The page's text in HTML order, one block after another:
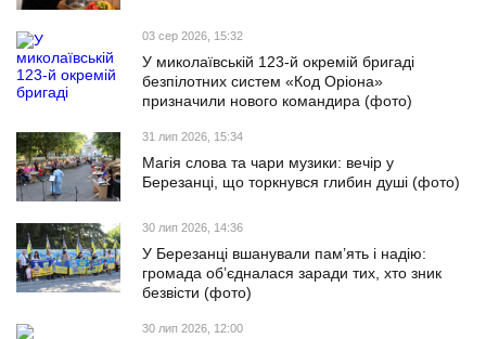
03 сер 2026, 15:32
У миколаївській 123-й окремій бригаді
безпілотних систем «Код Оріона»
призначили нового командира (фото)
31 лип 2026, 15:34
Магія слова та чари музики: вечір у
Березанці, що торкнувся глибин душі (фото)
30 лип 2026, 14:36
У Березанці вшанували пам’ять і надію:
громада об’єдналася заради тих, хто зник
безвісти (фото)
30 лип 2026, 12:00